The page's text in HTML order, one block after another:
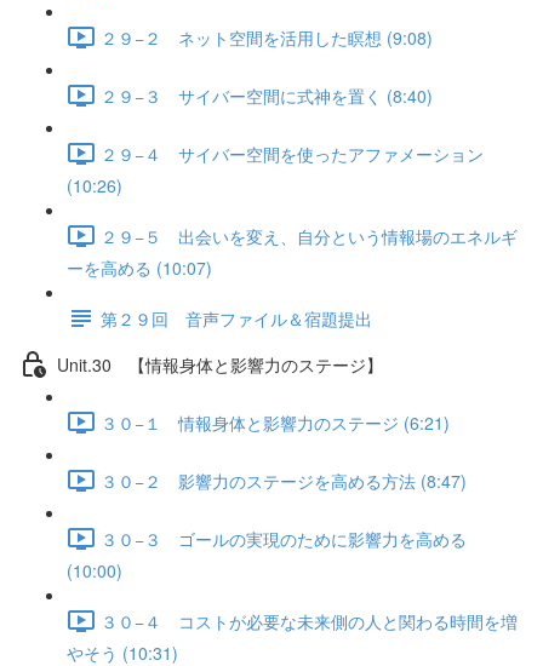
２９−２ ネット空間を活用した瞑想 (9:08)
２９−３ サイバー空間に式神を置く (8:40)
２９−４ サイバー空間を使ったアファメーション
(10:26)
２９−５ 出会いを変え、自分という情報場のエネルギ
ーを高める (10:07)
第２９回 音声ファイル＆宿題提出
Unit.30 【情報身体と影響力のステージ】
３０−１ 情報身体と影響力のステージ (6:21)
３０−２ 影響力のステージを高める方法 (8:47)
３０−３ ゴールの実現のために影響力を高める
(10:00)
３０−４ コストが必要な未来側の人と関わる時間を増
やそう (10:31)